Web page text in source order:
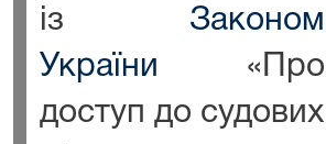
із Законом
України «Про
доступ до судових